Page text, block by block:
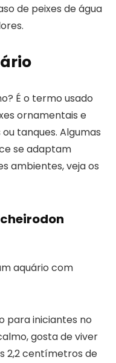
de peixes de água
É o termo usado
ornamentais e
tanques. Algumas
se adaptam
ambientes, veja os
para iniciantes no
gosta de viver
2,2 centímetros de